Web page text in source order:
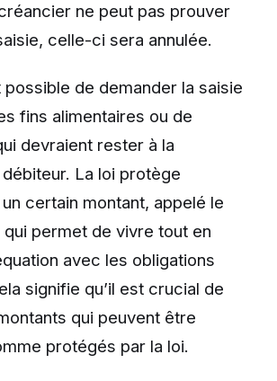
ne peut pas prouver
celle-ci sera annulée.
possible de demander la saisie
fins alimentaires ou de
devraient rester à la
La loi protège
certain montant, appelé le
qui permet de vivre tout en
avec les obligations
signifie qu’il est crucial de
qui peuvent être
protégés par la loi.